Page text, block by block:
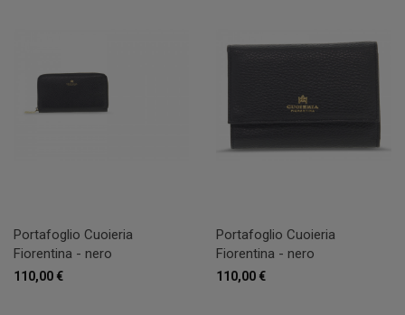
Portafoglio Cuoieria
Fiorentina - nero
110,00 €
Portafoglio Cuoieria
Fiorentina - nero
110,00 €